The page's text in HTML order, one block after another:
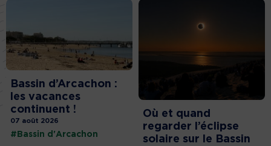
Bassin d’Arcachon :
les vacances
continuent !
07 août 2026
#Bassin d'Arcachon
Où et quand
regarder l’éclipse
solaire sur le Bassin